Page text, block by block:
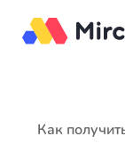
Как